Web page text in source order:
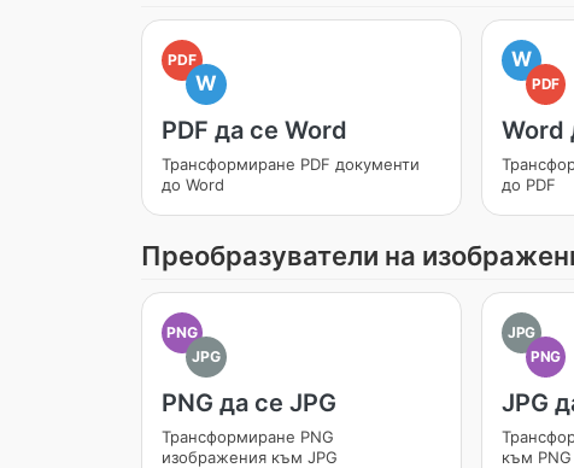
PDF
W
PDF да се Word
Трансформиране PDF документи
до Word
W
PDF
Word
до PDF
Преобразуватели на
PNG
JPG
PNG да се JPG
Трансформиране PNG
изображения към JPG
JPG
PNG
JPG
към PNG